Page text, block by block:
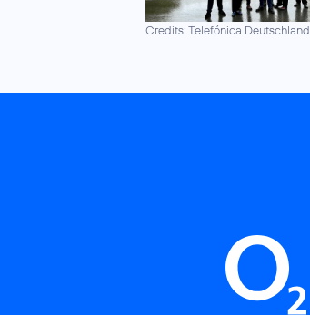
Credits: Telefónica Deutschland